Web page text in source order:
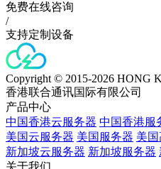
免费在线咨询
/
支持定制设备
Copyright © 2015-2026
香港联合通讯国际有限公司
产品中心
中国香港云服务器 中国香港服
美国云服务器 美国服务器 美
新加坡云服务器 新加坡服务器
关于我们